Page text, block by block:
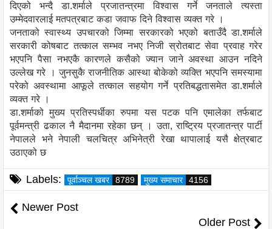
दिएको भन्दै डा.शर्माले प्रजातन्त्रमा विश्वास गर्ने जनताले त्यस्ता
उम्मेदवारलाई मतपत्रबाट कडा जवाफ दिने विश्वास व्यक्त गरे ।
जनताको स्वास्थ्य उपचारको जिम्मा सरकारको भएको बताउँदै डा.शर्माले
सरकारी कोषबाट तत्काल सम्भव नभए निजी स्रोतबाट सेवा प्रवाह गरेर
भएपनि पैसा नभएकै कारणले कसैको ज्यान जाने अवस्था आउन नदिने
उल्लेख गरे । जुनसुकै राजनीतिक आस्था बोकेको व्यक्ति भएपनि समस्यामा
परेको अवस्थामा आफूले तत्काल सहयोग गर्ने प्रतिबद्धतासमेत डा.शर्माले
व्यक्त गरे ।
डा.शर्माको मुख्य प्रतिस्पर्धीका रुपमा यस पटक पनि एमालेका तर्फबाट
पूर्वमन्त्री ढकाल नै मैदानमा रहेका छन् । उता, राष्ट्रिय प्रजातन्त्र पार्टी
नेपालले भने नेपाली चलचित्र अभिनेत्री रेखा थापालाई यसै क्षेत्रबाट
उठाएको छ
Labels: पूर्वाञ्चल खबर 8789 मुख्य समाचार 4156
Newer Post
Older Post